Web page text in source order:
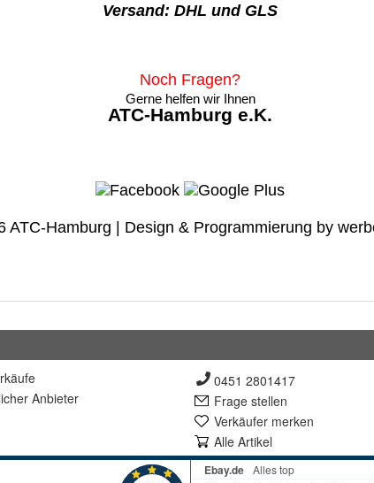
er Anbieter
0451 2801417
Frage stellen
Verkäufer merken
Alle Artikel